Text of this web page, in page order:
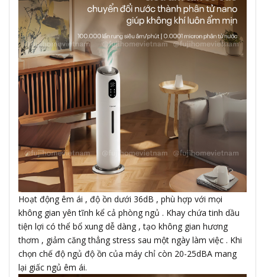
Hoạt động êm ái , độ ồn dưới 36dB , phù hợp với mọi
không gian yên tĩnh kể cả phòng ngủ . Khay chứa tinh dầu
tiện lợi có thể bổ xung dễ dàng , tạo không gian hương
thơm , giảm căng thẳng stress sau một ngày làm việc . Khi
chọn chế độ ngủ độ ồn của máy chỉ còn 20-25dBA mang
lại giấc ngủ êm ái.